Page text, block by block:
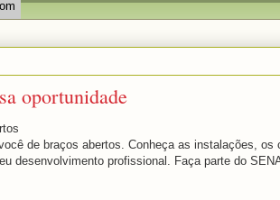
oportunidade
de braços abertos. Conheça as instalações, os
desenvolvimento profissional. Faça parte do